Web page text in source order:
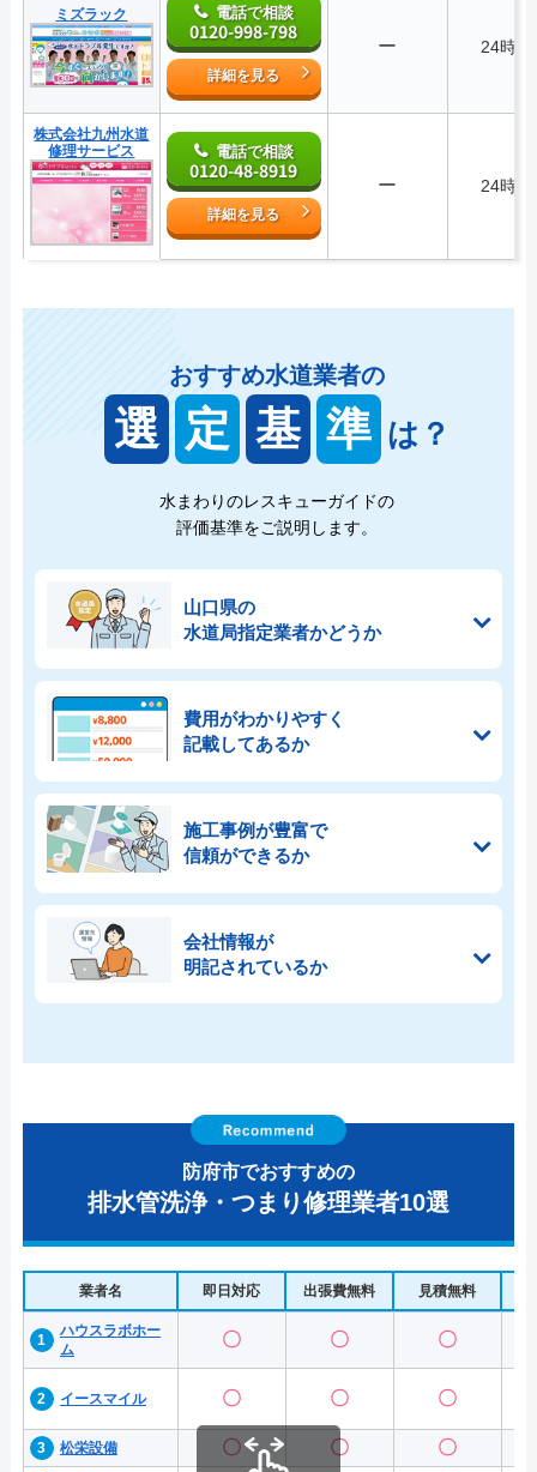
ミズラック 電話で相談
0120-998-798
詳細を見る
ー 24時間
株式会社九州水道
修理サービス
電話で相談
0120-48-8919
詳細を見る
ー 24時間
おすすめ水道業者の
選 定 基 準 は？
水まわりのレスキューガイドの
評価基準をご説明します。
山口県の
水道局指定業者かどうか
費用がわかりやすく
記載してあるか
施工事例が豊富で
信頼ができるか
会社情報が
明記されているか
防府市でおすすめの
排水管洗浄・つまり修理業者10選
業者名 即日対応 出張費無料 見積無料
ハウスラボホー
ム
〇 〇 〇
イースマイル 〇 〇 〇
松栄設備 〇 〇 〇